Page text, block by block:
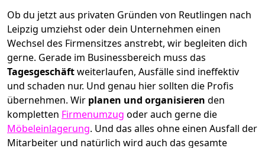
Ob du jetzt aus privaten Gründen von Reutlingen nach
Leipzig umziehst oder dein Unternehmen einen
Wechsel des Firmensitzes anstrebt, wir begleiten dich
gerne. Gerade im Businessbereich muss das
Tagesgeschäftweiterlaufen, Ausfälle sind ineffektiv
und schaden nur. Und genau hier sollten die Profis
übernehmen. Wir planen und organisieren den
kompletten Firmenumzug oder auch gerne die
Möbeleinlagerung. Und das alles ohne einen Ausfall der
Mitarbeiter und natürlich wird auch das gesamte